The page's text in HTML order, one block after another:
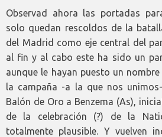
Observad ahora las portadas
solo quedan rescoldos de la
del Madrid como eje central del
al fin y al cabo este ha sido un
aunque le hayan puesto un
la campaña -a la que nos
Balón de Oro a Benzema (As),
de la celebración (?) de la
totalmente plausible. Y vuelven